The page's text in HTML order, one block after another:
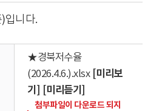
입니다.
★경북저수율
(2026.4.6.).xlsx [미리보
기]
[미리듣기]
첨부파일이 다운로드 되지